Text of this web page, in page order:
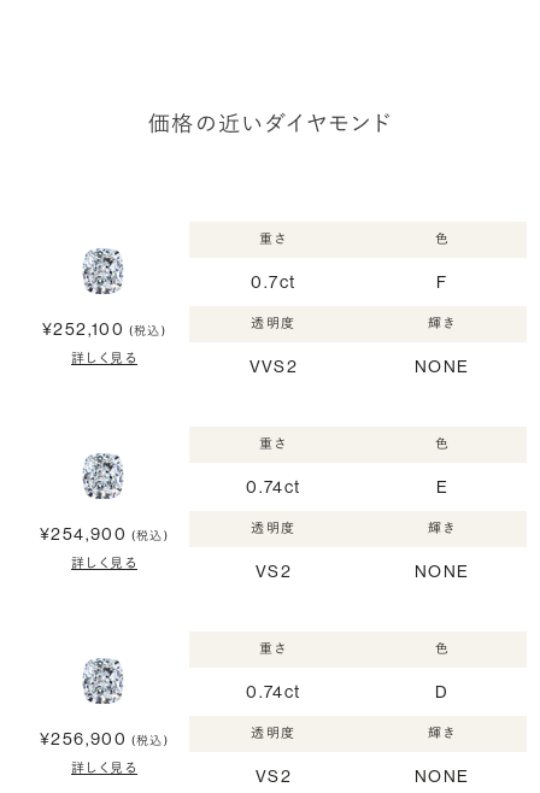
価格の近いダイヤモンド
¥252,100 (税込)
詳しく見る
重さ
0.7ct
色
F
透明度
VVS2
輝き
NONE
¥254,900 (税込)
詳しく見る
重さ
0.74ct
色
E
透明度
VS2
輝き
NONE
¥256,900 (税込)
詳しく見る
重さ
0.74ct
色
D
透明度
VS2
輝き
NONE